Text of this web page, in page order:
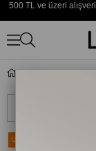
500 TL ve üzeri
Ücretsiz Kargo